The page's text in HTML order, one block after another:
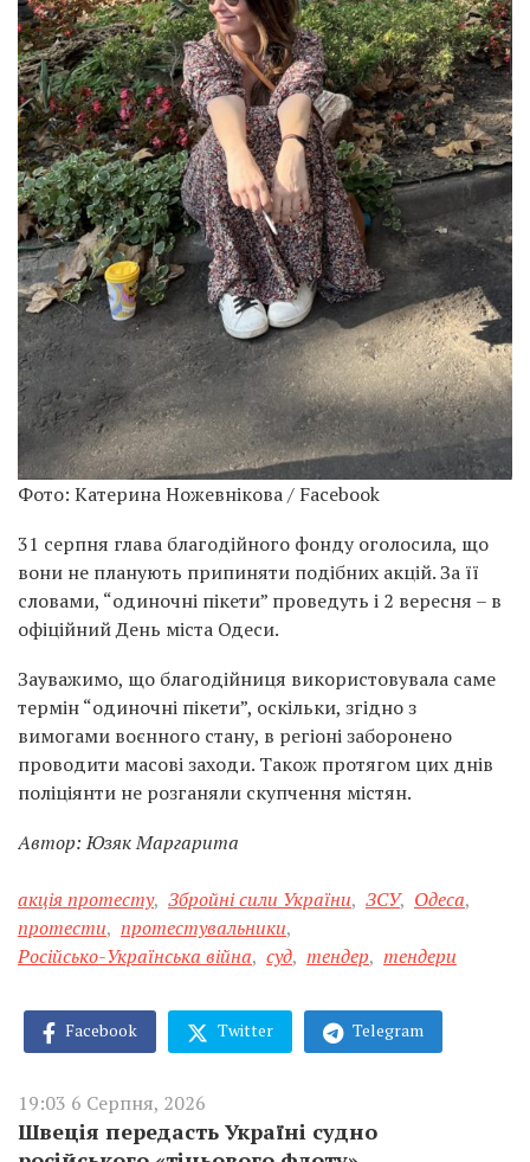
Фото: Катерина Ножевнікова / Facebook
31 серпня глава благодійного фонду оголосила, що
вони не планують припиняти подібних акцій. За її
словами, “одиночні пікети” проведуть і 2 вересня – в
офіційний День міста Одеси.
Зауважимо, що благодійниця використовувала саме
термін “одиночні пікети”, оскільки, згідно з
вимогами воєнного стану, в регіоні заборонено
проводити масові заходи. Також протягом цих днів
поліціянти не розганяли скупчення містян.
Автор: Юзяк Маргарита
акція протесту, Збройні сили України, ЗСУ, Одеса,
протести, протестувальники,
Російсько-Українська війна, суд, тендер, тендери
Facebook Twitter Telegram
19:03 6 Серпня, 2026
Швеція передасть Україні судно